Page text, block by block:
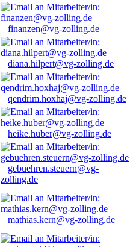
finanzen@vg-zolling.de
diana.hilpert@vg-zolling.de
qendrim.hoxhaj@vg-zolling.de
heike.huber@vg-zolling.de
gebuehren.steuern@vg-
zolling.de
mathias.kern@vg-zolling.de